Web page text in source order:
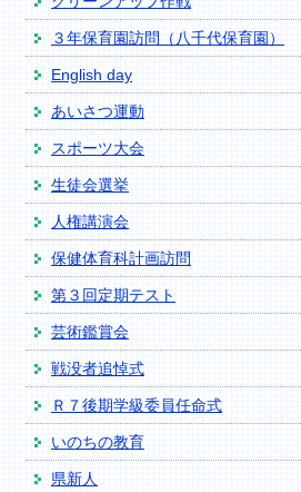
３年保育園訪問（八千代保育園）
English day
あいさつ運動
スポーツ大会
生徒会選挙
人権講演会
保健体育科計画訪問
第３回定期テスト
芸術鑑賞会
戦没者追悼式
Ｒ７後期学級委員任命式
いのちの教育
県新人